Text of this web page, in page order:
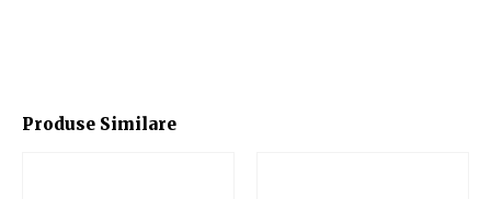
Produse Similare